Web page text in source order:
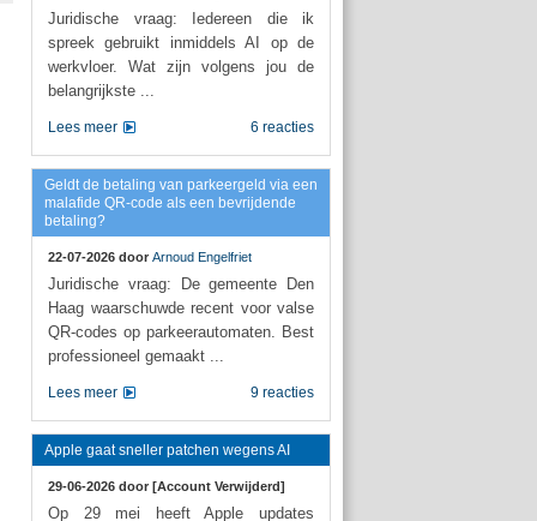
Juridische vraag: Iedereen die ik
spreek gebruikt inmiddels AI op de
werkvloer. Wat zijn volgens jou de
belangrijkste ...
6 reacties
Lees meer
Geldt de betaling van parkeergeld via een
malafide QR-code als een bevrijdende
betaling?
22-07-2026 door Arnoud Engelfriet
Juridische vraag: De gemeente Den
Haag waarschuwde recent voor valse
QR-codes op parkeerautomaten. Best
professioneel gemaakt ...
9 reacties
Lees meer
Apple gaat sneller patchen wegens AI
29-06-2026 door [Account Verwijderd]
Op 29 mei heeft Apple updates